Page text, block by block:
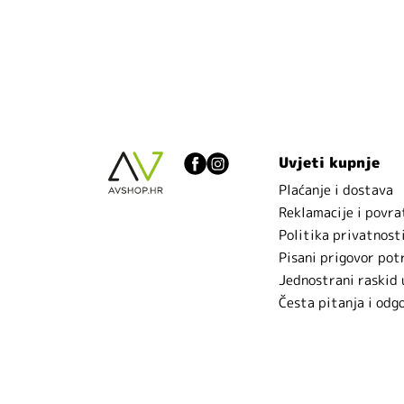
Uvjeti kupnje
Plaćanje i dostava
Reklamacije i
Politika privatnosti
Pisani prigovor
Jednostrani raskid
Česta pitanja i